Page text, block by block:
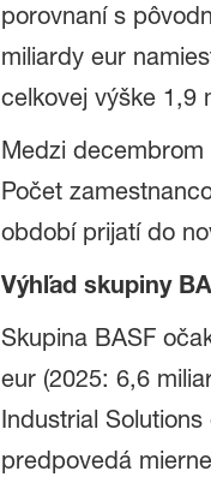
porovnaní s
miliardy eur
celkovej výške 1,9
Medzi
Počet
období prijatí do
Výhľad skupiny
Skupina BASF
eur (2025: 6,6
Industrial
predpovedá